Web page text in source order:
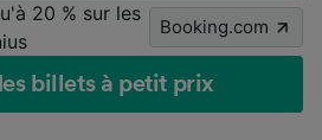
20 % sur les
Booking.com
billets à petit prix